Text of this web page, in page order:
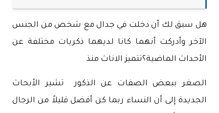
هل سبق لك أن دخلت في جدال مع شخص من الجنس
الآخر وأدركت أنهما كانا لديهما ذكريات مختلفة عن
الأحداث الماضية؟تتميز الاناث منذ
الصغر ببعض الصفات عن الذكور
تشير الأبحاث
الجديدة إلى أن النساء ربما كن أفضل قليلاً من الرجال